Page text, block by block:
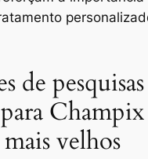
de pesquisas
velhos